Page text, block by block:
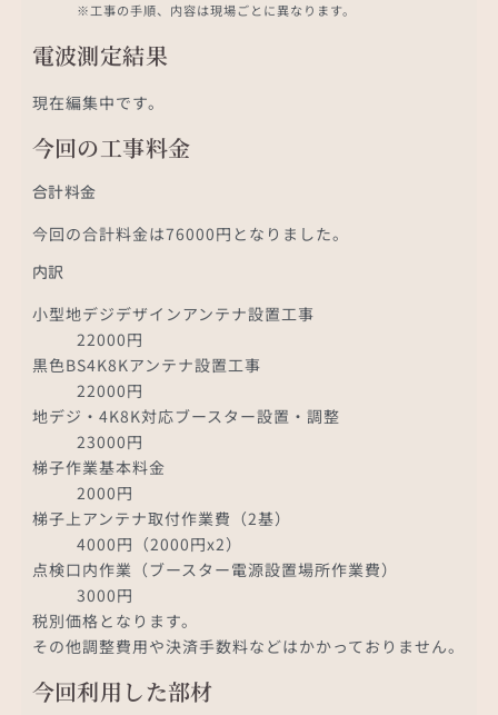
※工事の手順、内容は現場ごとに異なります。
電波測定結果
現在編集中です。
今回の工事料金
合計料金
今回の合計料金は76000円となりました。
内訳
小型地デジデザインアンテナ設置工事
22000円
黒色BS4K8Kアンテナ設置工事
22000円
地デジ・4K8K対応ブースター設置・調整
23000円
梯子作業基本料金
2000円
梯子上アンテナ取付作業費（2基）
4000円（2000円x2）
点検口内作業（ブースター電源設置場所作業費）
3000円
税別価格となります。
その他調整費用や決済手数料などはかかっておりません。
今回利用した部材